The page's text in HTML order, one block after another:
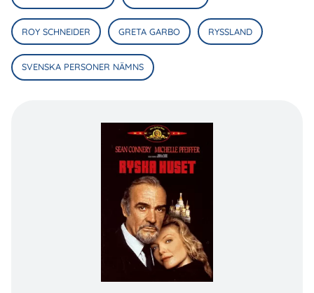
ROY SCHNEIDER GRETA GARBO RYSSLAND
SVENSKA PERSONER NÄMNS